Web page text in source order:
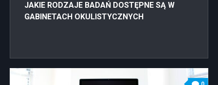
JAKIE RODZAJE BADAŃ DOSTĘPNE SĄ W
GABINETACH OKULISTYCZNYCH